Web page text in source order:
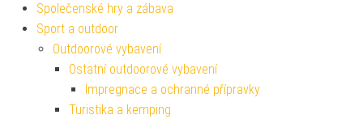
Společenské hry a zábava
Sport a outdoor
Outdoorové vybavení
Ostatní outdoorové vybavení
Impregnace a ochranné přípravky
Turistika a kemping